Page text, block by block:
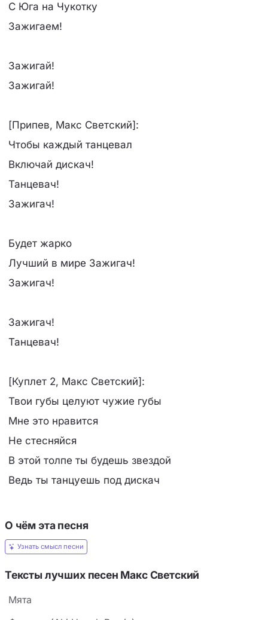
С Юга на Чукотку
Зажигаем!
Зажигай!
Зажигай!
[Припев, Макс Светский]:
Чтобы каждый танцевал
Включай дискач!
Танцевач!
Зажигач!
Будет жарко
Лучший в мире Зажигач!
Зажигач!
Зажигач!
Танцевач!
[Куплет 2, Макс Светский]:
Твои губы целуют чужие губы
Мне это нравится
Не стесняйся
В этой толпе ты будешь звездой
Ведь ты танцуешь под дискач
О чём эта песня
Узнать смысл песни
Тексты лучших песен Макс Светский
Мята